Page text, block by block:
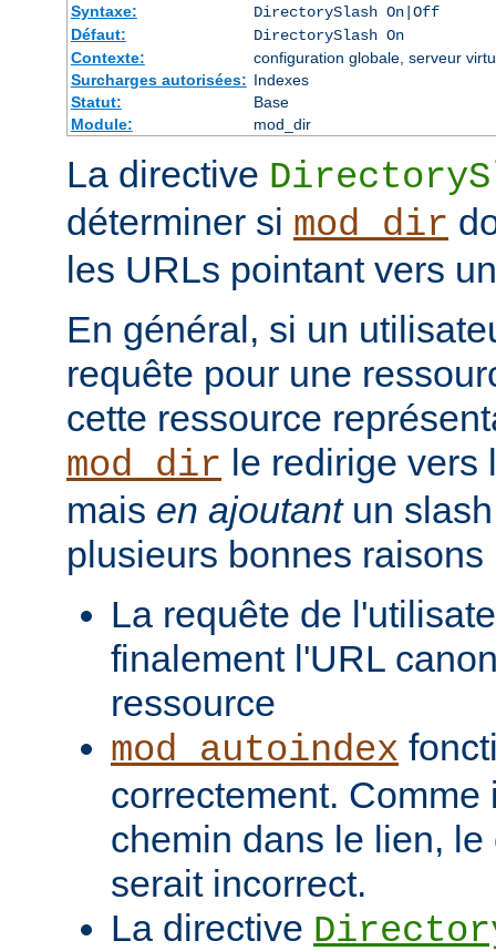
Syntaxe:
DirectorySlash On|Off
Défaut:
DirectorySlash On
Contexte:
configuration globale, serveur
Surcharges autorisées: Indexes
Statut:
Base
Module:
mod_dir
La directive
déterminer si mod_dir
les URLs pointant vers
En général, si un
requête pour une
cette ressource
mod_dir le redirige vers
mais en ajoutantun slash
plusieurs bonnes raisons
La requête de
finalement l'URL
ressource
mod_autoindex
correctement.
chemin dans le lien,
serait incorrect.
La directive